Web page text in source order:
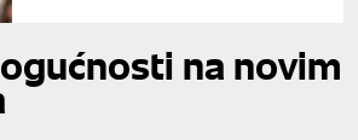
na novim